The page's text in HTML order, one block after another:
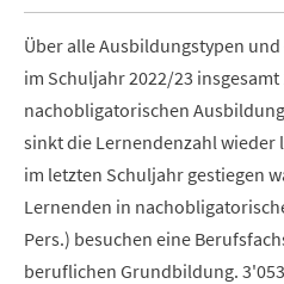
Über alle Ausbildungstypen
im Schuljahr 2022/23
nachobligatorischen
sinkt die Lernendenzahl wieder
im letzten Schuljahr gestiegen
Lernenden in
Pers.) besuchen eine
beruflichen Grundbildung.